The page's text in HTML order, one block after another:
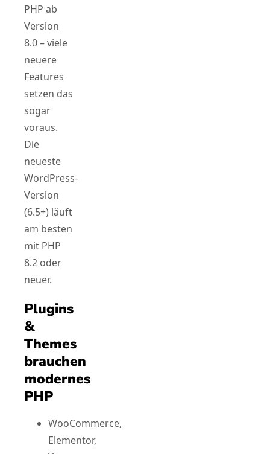
PHP ab
Version
8.0 – viele
neuere
Features
setzen das
sogar
voraus.
Die
neueste
WordPress-
Version
(6.5+) läuft
am besten
mit PHP
8.2 oder
neuer.
Plugins
&
Themes
brauchen
modernes
PHP
WooCommerce,
Elementor,